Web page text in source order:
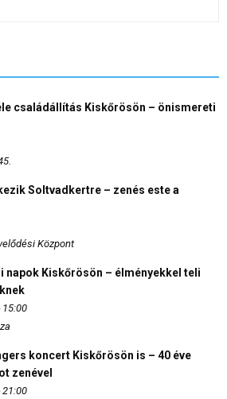
családállítás Kiskőrösön – önismereti
Soltvadkertre – zenés este a
Központ
napok Kiskőrösön – élményekkel teli
15:00
koncert Kiskőrösön is – 40 éve
zenével
21:00